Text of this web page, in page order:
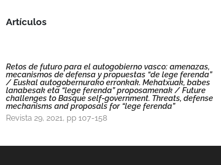
Artículos
Retos de futuro para el autogobierno vas­co: amenazas,
mecanismos de defensa y pro­puestas “de lege ferenda”
/ Euskal autogobernurako erronkak. Mehatxuak, babes
lanabesak eta “lege ferenda” proposamenak / Future
challenges to Basque self-government. Threats, defense
mechanisms and proposals for “lege ferenda”
Revista 29, 2021, pp 107-158